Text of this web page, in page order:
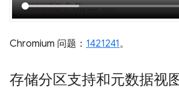
Chromium 问题： 1421241。
存储分区支持和元数据视